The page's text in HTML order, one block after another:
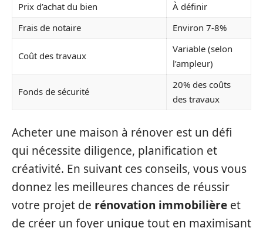
Prix d’achat du bien
À définir
Frais de notaire
Environ 7-8%
Coût des travaux
Variable (selon
l’ampleur)
Fonds de sécurité
20% des coûts
des travaux
Acheter une maison à rénover est un défi
qui nécessite diligence, planification et
créativité. En suivant ces conseils, vous vous
donnez les meilleures chances de réussir
votre projet de rénovation immobilière et
de créer un foyer unique tout en maximisant